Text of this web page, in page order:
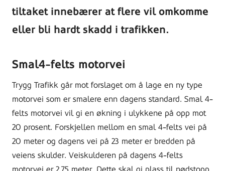
tiltaket innebærer at flere vil omkomme
eller bli hardt skadd i trafikken.
Smal4-felts motorvei
Trygg Trafikk går mot forslaget om å lage en ny type
motorvei som er smalere enn dagens standard. Smal 4-
felts motorvei vil gi en økning i ulykkene på opp mot
20 prosent. Forskjellen mellom en smal 4-felts vei på
20 meter og dagens vei på 23 meter er bredden på
veiens skulder. Veiskulderen på dagens 4-felts
motorvei er 2,75 meter. Dette skal gi plass til nødstopp